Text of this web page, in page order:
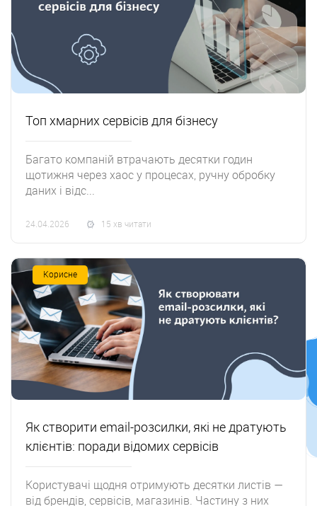
Топ хмарних сервісів для бізнесу
Багато компаній втрачають десятки годин
щотижня через хаос у процесах, ручну обробку
даних і відс...
24.04.2026 15 хв читати
Як створити email-розсилки, які не дратують
клієнтів: поради відомих сервісів
Користувачі щодня отримують десятки листів —
від брендів, сервісів, магазинів. Частину з них
Корисне